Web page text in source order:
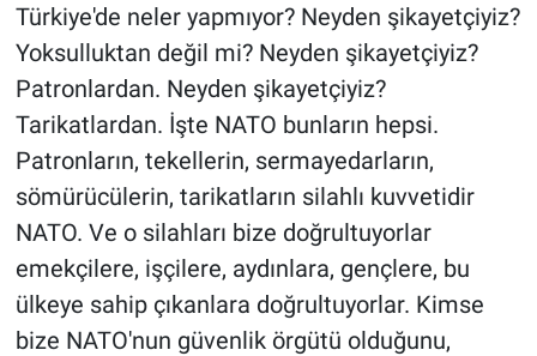
Türkiye'de neler yapmıyor? Neyden şikayetçiyiz?
Yoksulluktan değil mi? Neyden şikayetçiyiz?
Patronlardan. Neyden şikayetçiyiz?
Tarikatlardan. İşte NATO bunların hepsi.
Patronların, tekellerin, sermayedarların,
sömürücülerin, tarikatların silahlı kuvvetidir
NATO. Ve o silahları bize doğrultuyorlar
emekçilere, işçilere, aydınlara, gençlere, bu
ülkeye sahip çıkanlara doğrultuyorlar. Kimse
bize NATO'nun güvenlik örgütü olduğunu,